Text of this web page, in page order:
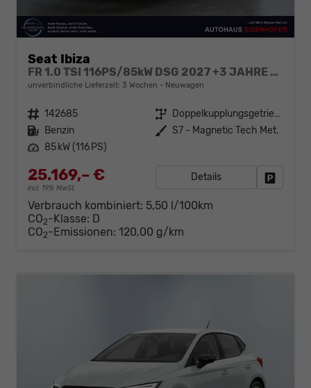
Seat Ibiza
FR 1.0 TSI 116PS/85kW DSG 2027 +3 JAHRE ERW. GARANTIE+18" ALU PERFORMANCE+KESSY+FULL LED+SAFE&DRIVING XL+ANHÄNGER VORBEREITUNG+10,25" DIGITAL COCKPIT
unverbindliche Lieferzeit: 3 Wochen Neuwagen
Fahrzeugnr. 142685 Getriebe
Doppelkupplungsgetriebe (DSG)
Kraftstoff Benzin Außenfarbe S7 - Magnetic Tech Met.
Leistung 85 kW (116 PS)
25.169,– €
incl. 19% MwSt.
Details
Verbrauch kombiniert: 5,50 l/100km
CO2-Klasse: D
CO2-Emissionen: 120,00 g/km